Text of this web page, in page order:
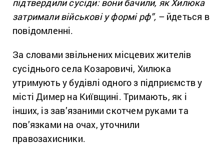
затримали військові у формі рф”, – йдеться в
повідомленні.
За словами звільнених місцевих жителів
сусіднього села Козаровичі, Хилюка
утримують у будівлі одного з підприємств у
місті Димер на Київщині. Тримають, як і
інших, із зав’язаними скотчем руками та
пов’язками на очах, уточнили
правозахисники.